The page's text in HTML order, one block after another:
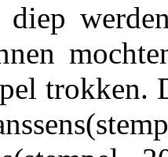
diep
trokken.